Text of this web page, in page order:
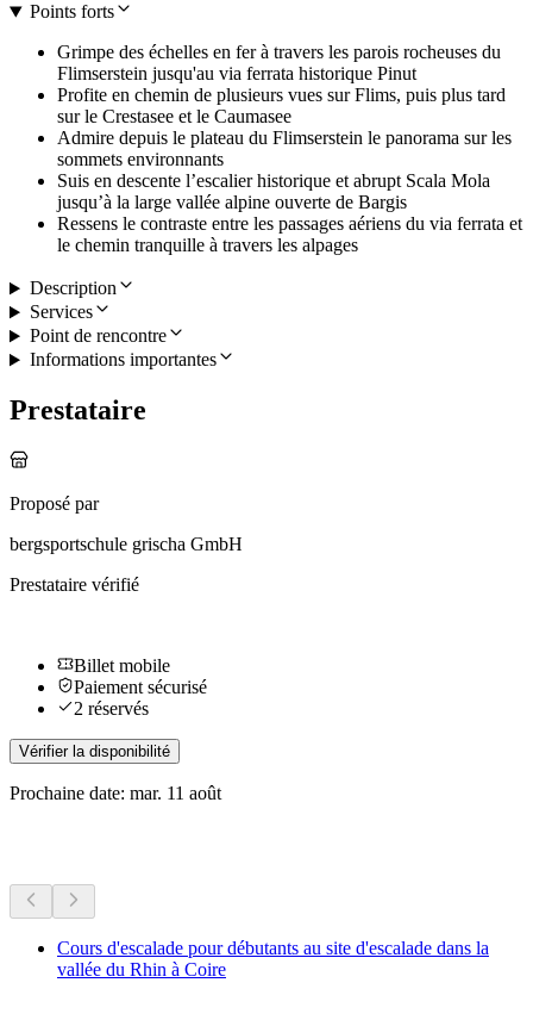
Points forts
Grimpe des échelles en fer à travers les parois rocheuses du
Flimserstein jusqu'au via ferrata historique Pinut
Profite en chemin de plusieurs vues sur Flims, puis plus tard
sur le Crestasee et le Caumasee
Admire depuis le plateau du Flimserstein le panorama sur les
sommets environnants
Suis en descente l’escalier historique et abrupt Scala Mola
jusqu’à la large vallée alpine ouverte de Bargis
Ressens le contraste entre les passages aériens du via ferrata et
le chemin tranquille à travers les alpages
Description
Services
Point de rencontre
Informations importantes
Prestataire
Proposé par
bergsportschule grischa GmbH
Prestataire vérifié
Billet mobile
Paiement sécurisé
2 réservés
Vérifier la disponibilité
Prochaine date: mar. 11 août
Cours d'escalade pour débutants au site d'escalade dans la
vallée du Rhin à Coire